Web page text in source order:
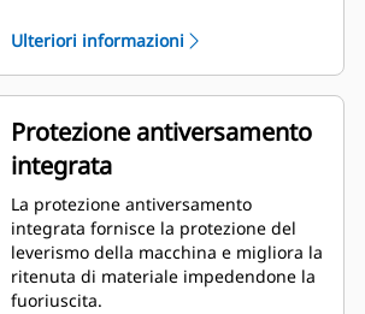
Sono progettate per condizioni di
abrasione e forze di strappo standard.
Ideale per operazioni di
trascinamento e livellamento. Il
fattore di riempimento per le benne
serie Performance può raggiungere il
115% della capacità specificata.
Ulteriori informazioni
Protezione antiversamento
integrata
La protezione antiversamento
integrata fornisce la protezione del
leverismo della macchina e migliora la
ritenuta di materiale impedendone la
fuoriuscita.